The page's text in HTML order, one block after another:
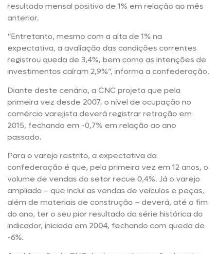
resultado mensal positivo de 1% em relação ao mês
anterior.
“Entretanto, mesmo com a alta de 1% na
expectativa, a avaliação das condições correntes
registrou queda de 3,4%, bem como as intenções de
investimentos caíram 2,9%”, informa a confederação.
Diante deste cenário, a CNC projeta que pela
primeira vez desde 2007, o nível de ocupação no
comércio varejista deverá registrar retração em
2015, fechando em -0,7% em relação ao ano
passado.
Para o varejo restrito, a expectativa da
confederação é que, pela primeira vez em 12 anos, o
volume de vendas do setor recue 0,4%. Já o varejo
ampliado – que inclui as vendas de veículos e peças,
além de materiais de construção – deverá, até o fim
do ano, ter o seu pior resultado da série histórica do
indicador, iniciada em 2004, fechando com queda de
-6%.